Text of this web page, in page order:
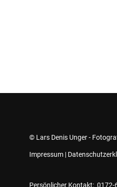
© Lars Denis Unger -
Impressum |
Persönlicher Kontakt: 0172-